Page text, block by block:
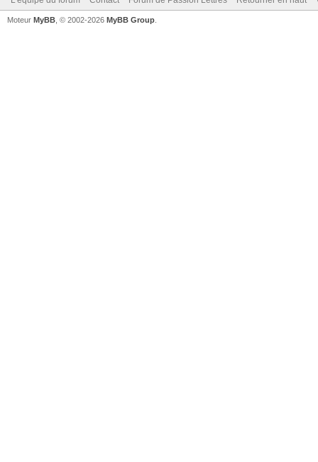
Moteur MyBB , © 2002-2026 MyBB Group